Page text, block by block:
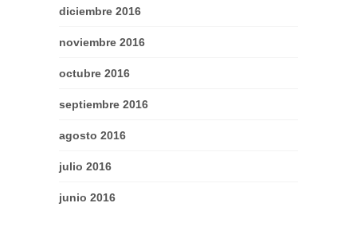
diciembre 2016
noviembre 2016
octubre 2016
septiembre 2016
agosto 2016
julio 2016
junio 2016